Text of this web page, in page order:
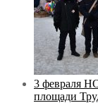
3 февраля
площади